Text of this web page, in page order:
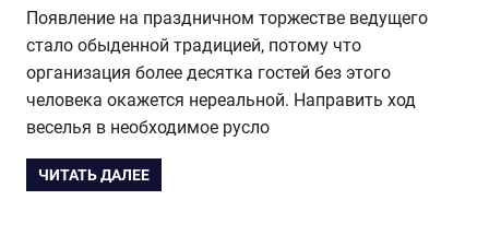
Появление на праздничном торжестве ведущего
стало обыденной традицией, потому что
организация более десятка гостей без этого
человека окажется нереальной. Направить ход
веселья в необходимое русло
ЧИТАТЬ ДАЛЕЕ